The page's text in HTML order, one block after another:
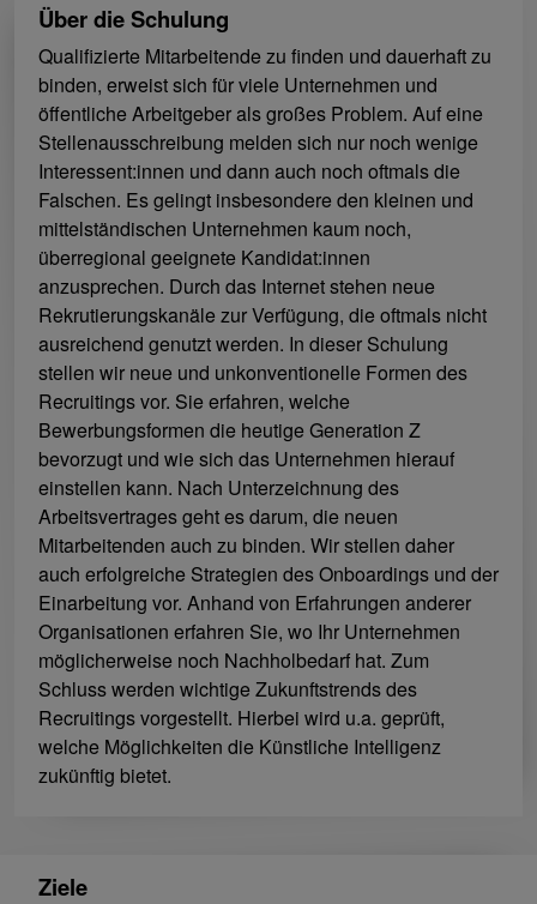
Über die Schulung
Qualifizierte Mitarbeitende zu finden und dauerhaft zu
binden, erweist sich für viele Unternehmen und
öffentliche Arbeitgeber als großes Problem. Auf eine
Stellenausschreibung melden sich nur noch wenige
Interessent:innen und dann auch noch oftmals die
Falschen. Es gelingt insbesondere den kleinen und
mittelständischen Unternehmen kaum noch,
überregional geeignete Kandidat:innen
anzusprechen. Durch das Internet stehen neue
Rekrutierungskanäle zur Verfügung, die oftmals nicht
ausreichend genutzt werden. In dieser Schulung
stellen wir neue und unkonventionelle Formen des
Recruitings vor. Sie erfahren, welche
Bewerbungsformen die heutige Generation Z
bevorzugt und wie sich das Unternehmen hierauf
einstellen kann. Nach Unterzeichnung des
Arbeitsvertrages geht es darum, die neuen
Mitarbeitenden auch zu binden. Wir stellen daher
auch erfolgreiche Strategien des Onboardings und der
Einarbeitung vor. Anhand von Erfahrungen anderer
Organisationen erfahren Sie, wo Ihr Unternehmen
möglicherweise noch Nachholbedarf hat. Zum
Schluss werden wichtige Zukunftstrends des
Recruitings vorgestellt. Hierbei wird u.a. geprüft,
welche Möglichkeiten die Künstliche Intelligenz
zukünftig bietet.
Ziele